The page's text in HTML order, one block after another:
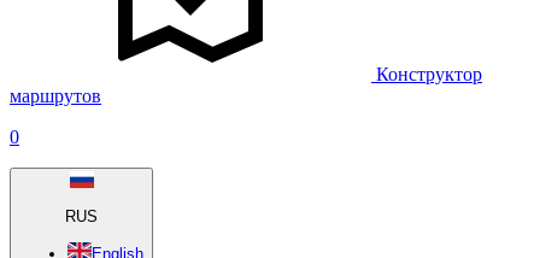
Конструктор
маршрутов
0
RUS
English